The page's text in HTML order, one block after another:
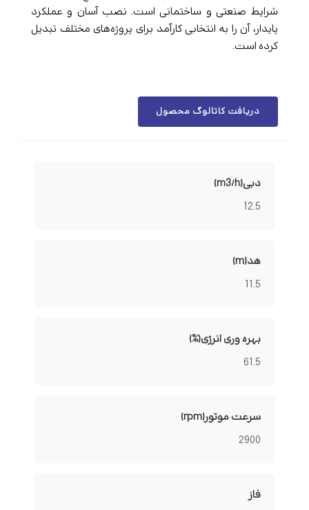
شرایط صنعتی و ساختمانی است. نصب آسان و عملکرد
پایدار، آن را به انتخابی کارآمد برای پروژه‌های مختلف تبدیل
کرده است.
دریافت کاتالوگ محصول
دبی(m3/h)
12.5
هد(m)
11.5
بهره وری انرژی(%)
61.5
سرعت موتور(rpm)
2900
فاز